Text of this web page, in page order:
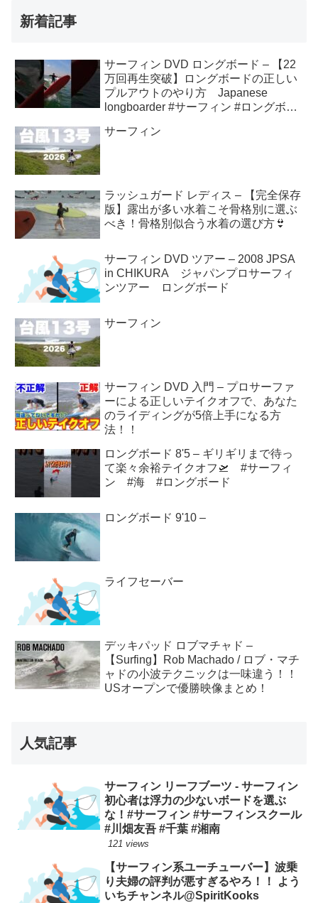
新着記事
サーフィン DVD ロングボード – 【22
万回再生突破】ロングボードの正しい
プルアウトのやり方 Japanese
longboarder #サーフィン #ロングボー
サーフィン
ラッシュガード レディス – 【完全保存
版】露出が多い水着こそ骨格別に選ぶ
べき！骨格別似合う水着の選び方👙
サーフィン DVD ツアー – 2008 JPSA
in CHIKURA ジャパンプロサーフィ
ンツアー ロングボード
サーフィン
サーフィン DVD 入門 – プロサーファ
ーによる正しいテイクオフで、あなた
のライディングが5倍上手になる方
法！！
ロングボード 8'5 – ギリギリまで待っ
て楽々余裕テイクオフ🛫 #サーフィ
ン #海 #ロングボード
ロングボード 9'10 –
ライフセーバー
デッキパッド ロブマチャド –
【Surfing】Rob Machado / ロブ・マチ
ャドの小波テクニックは一味違う！！
USオープンで優勝映像まとめ！
人気記事
サーフィン リーフブーツ - サーフィン
初心者は浮力の少ないボードを選ぶ
な！#サーフィン #サーフィンスクール
#川畑友吾 #千葉 #湘南
121 views
【サーフィン系ユーチューバー】波乗
り夫婦の評判が悪すぎるやろ！！ よう
いちチャンネル@SpiritKooks